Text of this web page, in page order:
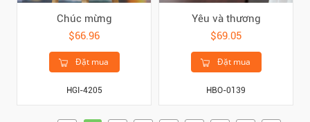
Chúc mừng
$66.96
Đặt mua
HGI-4205
Yêu và thương
$69.05
Đặt mua
HBO-0139